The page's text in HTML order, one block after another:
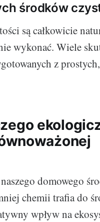
środków
są całkowicie
wykonać. Wiele
z
domowego
chemii trafia do
wpływ na